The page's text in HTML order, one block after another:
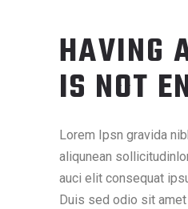
HAVING
IS NOT
Lorem Ipsn gravida
aliqunean
auci elit consequat
Duis sed odio sit